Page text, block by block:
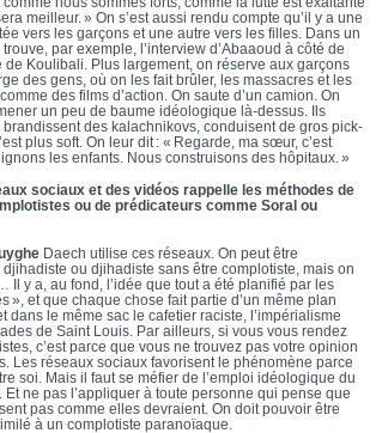
meilleur. » On s’est aussi rendu compte qu’il y a une
vers les garçons et une autre vers les filles. Dans un
par exemple, l’interview d’Abaaoud à côté de
Koulibali. Plus largement, on réserve aux garçons
des gens, où on les fait brûler, les massacres et les
des films d’action. On saute d’un camion. On
un peu de baume idéologique là-dessus. Ils
des kalachnikovs, conduisent de gros pick-
plus soft. On leur dit : « Regarde, ma sœur, c’est
les enfants. Nous construisons des hôpitaux. »
sociaux et des vidéos rappelle les méthodes de
ou de prédicateurs comme Soral ou
Daech utilise ces réseaux. On peut être
ou djihadiste sans être complotiste, mais on
Il y a, au fond, l’idée que tout a été planifié par les
», et que chaque chose fait partie d’un même plan
dans le même sac le cafetier raciste, l’impérialisme
de Saint Louis. Par ailleurs, si vous vous rendez
c’est parce que vous ne trouvez pas votre opinion
Les réseaux sociaux favorisent le phénomène parce
soi. Mais il faut se méfier de l’emploi idéologique du
Et ne pas l’appliquer à toute personne qui pense que
pas comme elles devraient. On doit pouvoir être
à un complotiste paranoïaque.